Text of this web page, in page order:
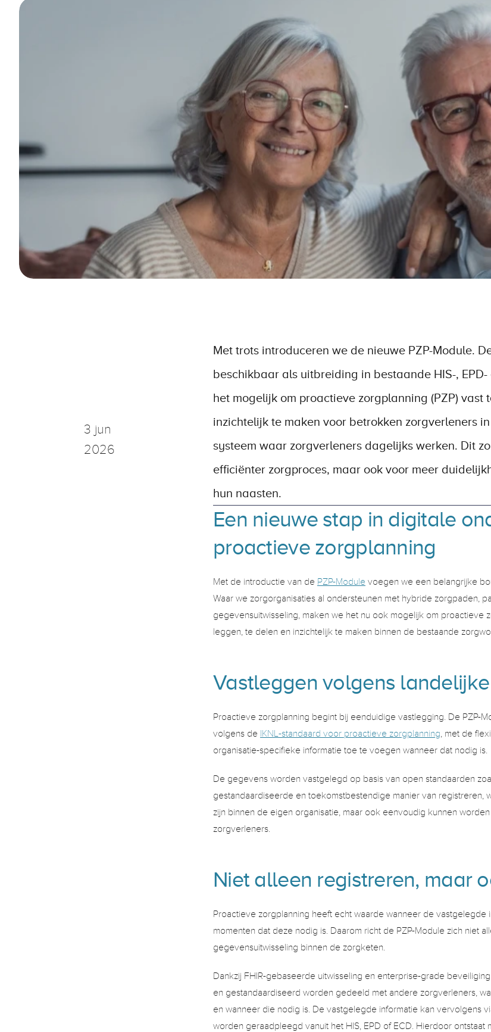
3 jun
2026
Met trots introduceren we de nieuwe PZP-Module.
beschikbaar als uitbreiding in bestaande HIS-,
het mogelijk om proactieve zorgplanning (PZP) vast
inzichtelijk te maken voor betrokken zorgverleners
systeem waar zorgverleners dagelijks werken. Dit
efficiënter zorgproces, maar ook voor meer
hun naasten.
Een nieuwe stap in digitale
proactieve zorgplanning
Met de introductie van de PZP-Module voegen we een belangrijke
Waar we zorgorganisaties al ondersteunen met hybride zorgpaden,
gegevensuitwisseling, maken we het nu ook mogelijk om proactieve
leggen, te delen en inzichtelijk te maken binnen de bestaande
Vastleggen volgens
Proactieve zorgplanning begint bij eenduidige vastlegging. De PZP-
volgens de IKNL-standaard voor proactieve zorgplanning, met de
organisatie-specifieke informatie toe te voegen wanneer dat nodig is.
De gegevens worden vastgelegd op basis van open standaarden
gestandaardiseerde en toekomstbestendige manier van registreren,
zijn binnen de eigen organisatie, maar ook eenvoudig kunnen
zorgverleners.
Niet alleen registreren, maar
Proactieve zorgplanning heeft echt waarde wanneer de vastgelegde
momenten dat deze nodig is. Daarom richt de PZP-Module zich niet
gegevensuitwisseling binnen de zorgketen.
Dankzij FHIR-gebaseerde uitwisseling en enterprise-grade
en gestandaardiseerd worden gedeeld met andere zorgverleners,
en wanneer die nodig is. De vastgelegde informatie kan vervolgens
worden geraadpleegd vanuit het HIS, EPD of ECD. Hierdoor ontstaat